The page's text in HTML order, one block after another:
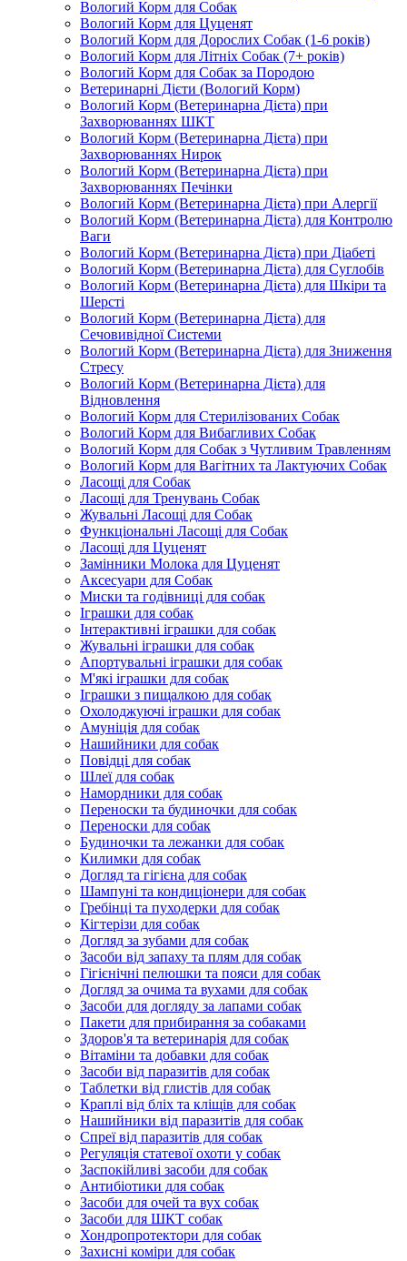
Вологий Корм для Собак
Вологий Корм для Цуценят
Вологий Корм для Дорослих Собак (1-6 років)
Вологий Корм для Літніх Собак (7+ років)
Вологий Корм для Собак за Породою
Ветеринарні Дієти (Вологий Корм)
Вологий Корм (Ветеринарна Дієта) при
Захворюваннях ШКТ
Вологий Корм (Ветеринарна Дієта) при
Захворюваннях Нирок
Вологий Корм (Ветеринарна Дієта) при
Захворюваннях Печінки
Вологий Корм (Ветеринарна Дієта) при Алергії
Вологий Корм (Ветеринарна Дієта) для Контролю
Ваги
Вологий Корм (Ветеринарна Дієта) при Діабеті
Вологий Корм (Ветеринарна Дієта) для Суглобів
Вологий Корм (Ветеринарна Дієта) для Шкіри та
Шерсті
Вологий Корм (Ветеринарна Дієта) для
Сечовивідної Системи
Вологий Корм (Ветеринарна Дієта) для Зниження
Стресу
Вологий Корм (Ветеринарна Дієта) для
Відновлення
Вологий Корм для Стерилізованих Собак
Вологий Корм для Вибагливих Собак
Вологий Корм для Собак з Чутливим Травленням
Вологий Корм для Вагітних та Лактуючих Собак
Ласощі для Собак
Ласощі для Тренувань Собак
Жувальні Ласощі для Собак
Функціональні Ласощі для Собак
Ласощі для Цуценят
Замінники Молока для Цуценят
Аксесуари для Собак
Миски та годівниці для собак
Іграшки для собак
Інтерактивні іграшки для собак
Жувальні іграшки для собак
Апортувальні іграшки для собак
М'які іграшки для собак
Іграшки з пищалкою для собак
Охолоджуючі іграшки для собак
Амуніція для собак
Нашийники для собак
Повідці для собак
Шлеї для собак
Намордники для собак
Переноски та будиночки для собак
Переноски для собак
Будиночки та лежанки для собак
Килимки для собак
Догляд та гігієна для собак
Шампуні та кондиціонери для собак
Гребінці та пуходерки для собак
Кігтерізи для собак
Догляд за зубами для собак
Засоби від запаху та плям для собак
Гігієнічні пелюшки та пояси для собак
Догляд за очима та вухами для собак
Засоби для догляду за лапами собак
Пакети для прибирання за собаками
Здоров'я та ветеринарія для собак
Вітаміни та добавки для собак
Засоби від паразитів для собак
Таблетки від глистів для собак
Краплі від бліх та кліщів для собак
Нашийники від паразитів для собак
Спреї від паразитів для собак
Регуляція статевої охоти у собак
Заспокійливі засоби для собак
Антибіотики для собак
Засоби для очей та вух собак
Засоби для ШКТ собак
Хондропротектори для собак
Захисні коміри для собак